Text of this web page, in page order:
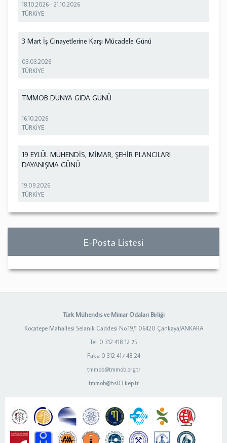
18.10.2026 -21.10.2026
TÜRKİYE
3 Mart İş Cinayetlerine Karşı Mücadele Günü
03.03.2026
TÜRKİYE
TMMOB DÜNYA GIDA GÜNÜ
16.10.2026
TÜRKİYE
19 EYLÜL MÜHENDİS, MİMAR, ŞEHİR PLANCILARI
DAYANIŞMA GÜNÜ
19.09.2026
TÜRKİYE
E-Posta Listesi
Türk Mühendis ve Mimar Odaları Birliği
Kocatepe Mahallesi Selanik Caddesi No:19/1 06420 Çankaya/ANKARA
Tel: 0 312 418 12 75
Faks: 0 312 417 48 24
tmmob@tmmob.org.tr
tmmob@hs03.kep.tr